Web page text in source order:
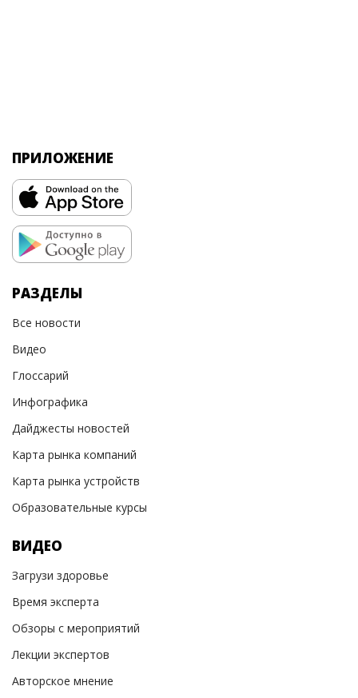
ПРИЛОЖЕНИЕ
РАЗДЕЛЫ
Все новости
Видео
Глоссарий
Инфографика
Дайджесты новостей
Карта рынка компаний
Карта рынка устройств
Образовательные курсы
ВИДЕО
Загрузи здоровье
Время эксперта
Обзоры с мероприятий
Лекции экспертов
Авторское мнение